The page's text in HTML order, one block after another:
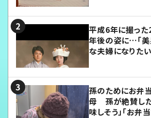
平成6年に撮っ
年後の姿に…「美
な夫婦になりたい
孫のためにお弁
母 孫が絶賛した
味しそう」「お弁